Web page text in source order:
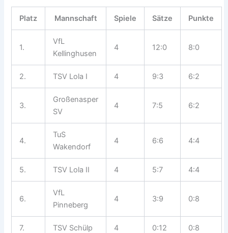
Platz Mannschaft Spiele Sätze Punkte
1.
VfL
Kellinghusen
4 12:0 8:0
2. TSV Lola I 4 9:3 6:2
3.
Großenasper
SV
4 7:5 6:2
4.
TuS
Wakendorf
4 6:6 4:4
5. TSV Lola II 4 5:7 4:4
6.
VfL
Pinneberg
4 3:9 0:8
7. TSV Schülp 4 0:12 0:8